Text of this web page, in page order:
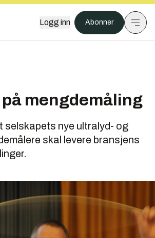
Logg inn Abonner
mengdemåling
selskapets nye ultralyd- og
skal levere bransjens